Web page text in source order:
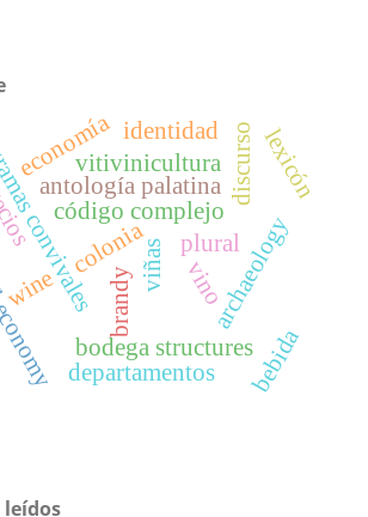
antología palatina
vino
código complejo
plural
wine brandy
bodega structures
archaeology
colonia
economíavitivinicultura
departamentos
viñas
discursolexicón
bebida
identidad